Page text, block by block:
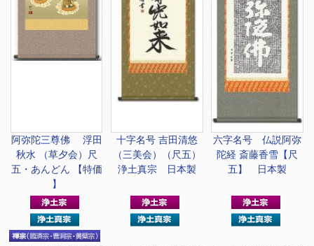
阿弥陀三尊佛 浮田
秋水 （草夕会）尺
五・あんどん 【特価
】
十字名号 吉田清悠
（三美会）（尺五）
浄土真宗 日本製
六字名号 仏説阿弥
陀経 斎藤香雪【尺
五】 日本製